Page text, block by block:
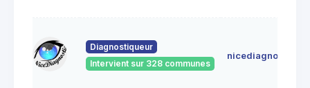
Diagnostiqueur
Intervient sur 328 communes
nicediagnostic